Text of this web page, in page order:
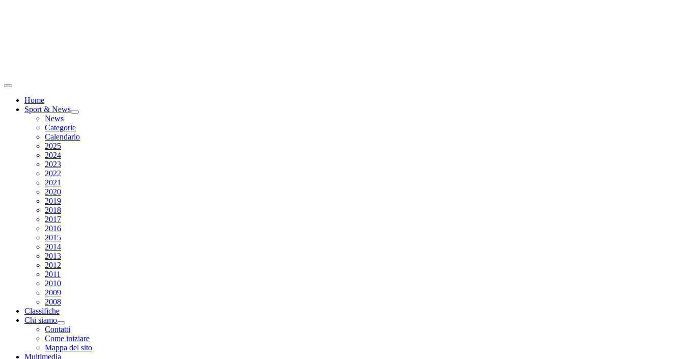
Home
Sport & News
News
Categorie
Calendario
2025
2024
2023
2022
2021
2020
2019
2018
2017
2016
2015
2014
2013
2012
2011
2010
2009
2008
Classifiche
Chi siamo
Contatti
Come iniziare
Mappa del sito
Multimedia